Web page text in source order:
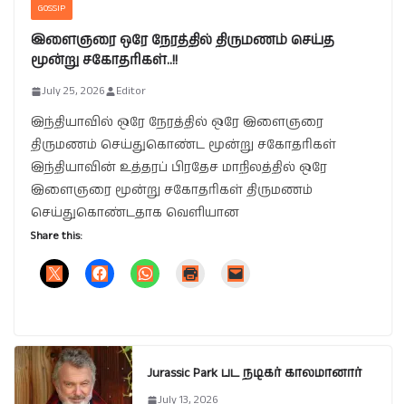
GOSSIP
இளைஞரை ஒரே நேரத்தில் திருமணம் செய்த
மூன்று சகோதரிகள்..!!
July 25, 2026 Editor
இந்தியாவில் ஒரே நேரத்தில் ஒரே இளைஞரை
திருமணம் செய்துகொண்ட மூன்று சகோதரிகள்
இந்தியாவின் உத்தரப் பிரதேச மாநிலத்தில் ஒரே
இளைஞரை மூன்று சகோதரிகள் திருமணம்
செய்துகொண்டதாக வெளியான
Share this:
Jurassic Park பட நடிகர் காலமானார்
July 13, 2026